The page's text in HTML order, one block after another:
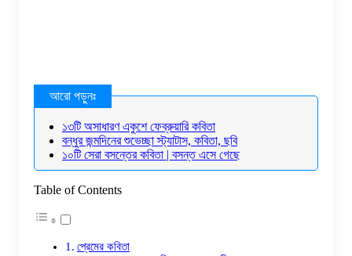
১৩টি অসাধারণ একুশে ফেব্রুয়ারি কবিতা
বন্ধুর জন্মদিনের শুভেচ্ছা স্ট্যাটাস, কবিতা, ছবি
১০টি সেরা বসন্তের কবিতা | বসন্ত এসে গেছে
Table of Contents
প্রেমের কবিতা